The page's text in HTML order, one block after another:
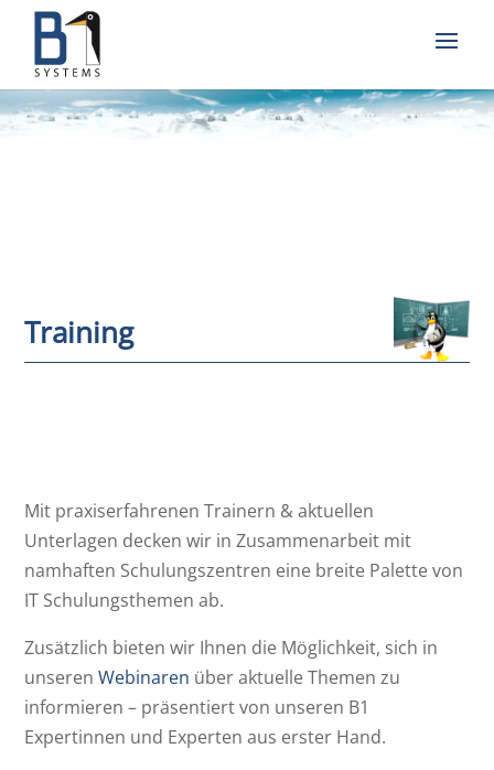
Training
Mit praxiserfahrenen Trainern & aktuellen
Unterlagen decken wir in Zusammenarbeit mit
namhaften Schulungszentren eine breite Palette von
IT Schulungsthemen ab.
Zusätzlich bieten wir Ihnen die Möglichkeit, sich in
unserenWebinaren über aktuelle Themen zu
informieren – präsentiert von unseren B1
Expertinnen und Experten aus erster Hand.